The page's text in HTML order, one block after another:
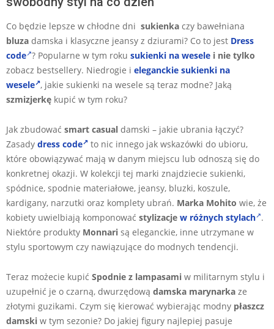
Co będzie lepsze w chłodne dni sukienka czy bawełniana
bluza damska i klasyczne jeansy z dziurami? Co to jest Dress
code ? Popularne w tym roku sukienki na wesele i nie tylko
zobacz bestsellery. Niedrogie i eleganckie sukienki na
wesele , jakie sukienki na wesele są teraz modne? Jaką
szmizjerkę kupić w tym roku?
Jak zbudować smart casual damski – jakie ubrania łączyć?
Zasady dress code
to nic innego jak wskazówki do ubioru,
które obowiązywać mają w danym miejscu lub odnoszą się do
konkretnej okazji. W kolekcji tej marki znajdziecie sukienki,
spódnice, spodnie materiałowe, jeansy, bluzki, koszule,
kardigany, narzutki oraz komplety ubrań. Marka Mohito wie, że
kobiety uwielbiają komponować stylizacje w różnych stylach .
Niektóre produkty Monnari są eleganckie, inne utrzymane w
stylu sportowym czy nawiązujące do modnych tendencji.
Teraz możecie kupić Spodnie z lampasami w militarnym stylu i
uzupełnić je o czarną, dwurzędową damska marynarka ze
złotymi guzikami. Czym się kierować wybierając modny płaszcz
damski w tym sezonie? Do jakiej figury najlepiej pasuje